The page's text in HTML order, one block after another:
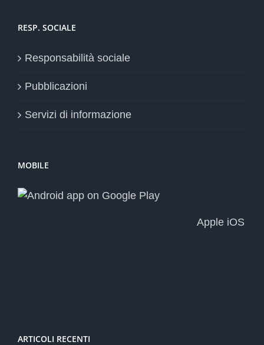
RESP. SOCIALE
Responsabilità sociale
Pubblicazioni
Servizi di informazione
MOBILE
Apple iOS
ARTICOLI RECENTI